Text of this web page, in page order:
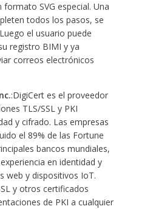
SVG especial. Una
todos los pasos, se
el usuario puede
registro BIMI y ya
correos electrónicos
:DigiCert es el proveedor
TLS/SSL y PKI
y cifrado. Las empresas
el 89% de las Fortune
bancos mundiales,
en identidad y
web y dispositivos IoT.
y otros certificados
de PKI a cualquier